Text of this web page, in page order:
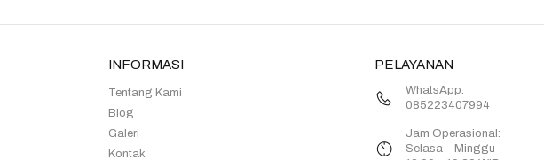
INFORMASI
Tentang Kami
Blog
Galeri
Kontak
PELAYANAN
WhatsApp:
085223407994
Jam Operasional:
Selasa – Minggu